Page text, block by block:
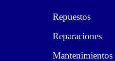
Repuestos
Reparaciones
Mantenimientos